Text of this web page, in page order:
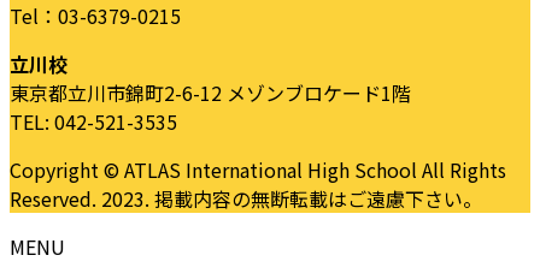
Tel：03-6379-0215
立川校
東京都立川市錦町2-6-12 メゾンブロケード1階
TEL: 042-521-3535
Copyright © ATLAS International High School All Rights
Reserved. 2023. 掲載内容の無断転載はご遠慮下さい。
MENU